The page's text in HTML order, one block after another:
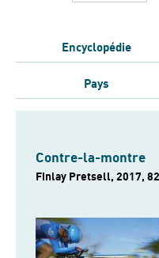
Encyclopédie
Pays
Contre-la-montre
Finlay Pretsell, 2017,